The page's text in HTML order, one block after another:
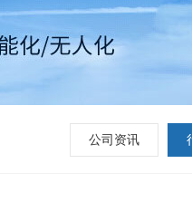
公司资讯